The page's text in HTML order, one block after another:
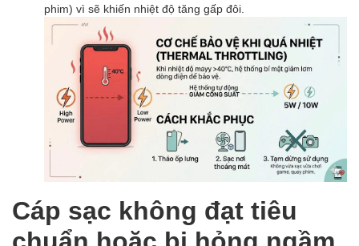
phim) vì sẽ khiến nhiệt độ tăng gấp đôi.
Cáp sạc không đạt tiêu